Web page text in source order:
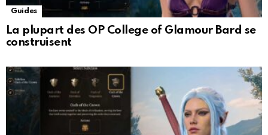
Guides
La plupart des OP College of Glamour Bard se
construisent